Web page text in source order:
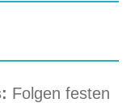
Folgen festen